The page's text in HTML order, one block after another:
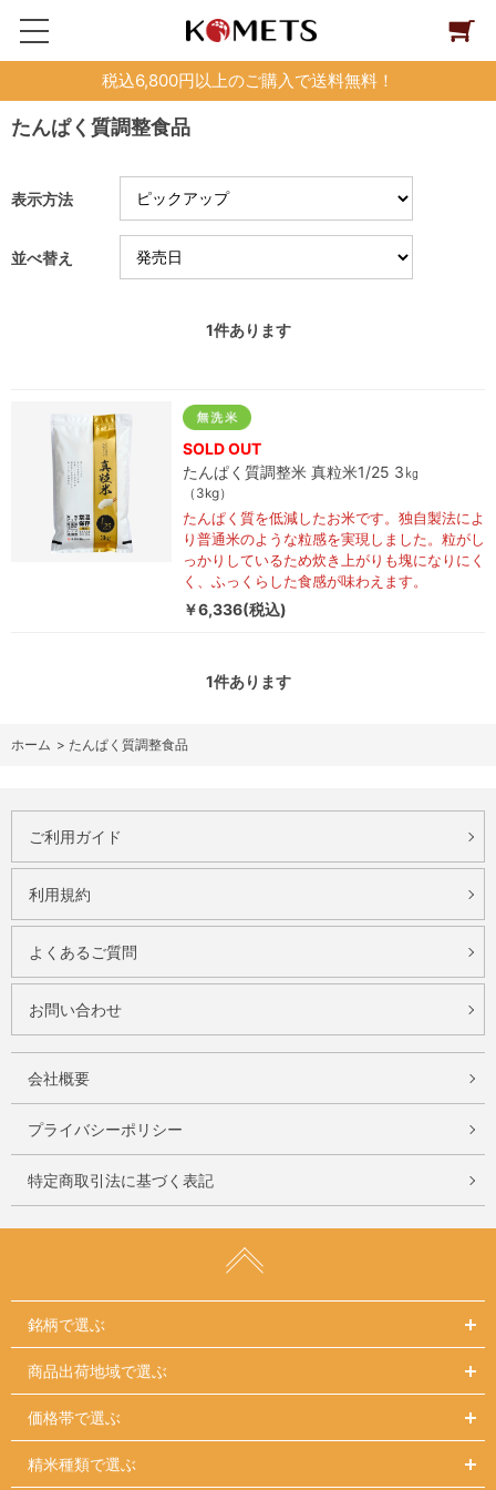
税込6,800円以上のご購入で送料無料！
たんぱく質調整食品
表示方法
並べ替え
1件あります
SOLD OUT
たんぱく質調整米 真粒米1/25 3㎏
（3kg）
たんぱく質を低減したお米です。独自製法によ
り普通米のような粒感を実現しました。粒がし
っかりしているため炊き上がりも塊になりにく
く、ふっくらした食感が味わえます。
￥6,336(税込)
1件あります
ホーム > たんぱく質調整食品
ご利用ガイド
利用規約
よくあるご質問
お問い合わせ
会社概要
プライバシーポリシー
特定商取引法に基づく表記
銘柄で選ぶ
商品出荷地域で選ぶ
価格帯で選ぶ
精米種類で選ぶ